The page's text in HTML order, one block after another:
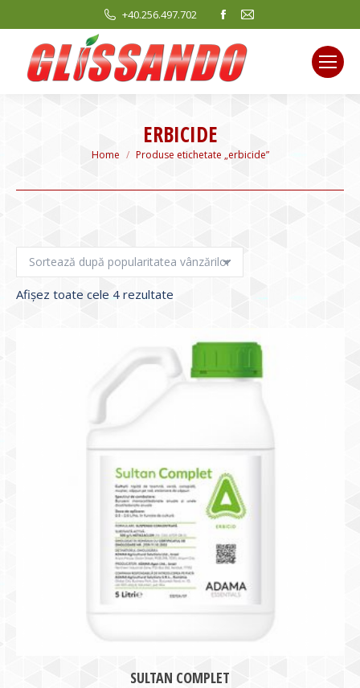
+40.256.497.702
Facebook
opens
in
new
Mail
new
ERBICIDE
You are here:
Home Produse etichetate „erbicide”
Afișez toate cele 4 rezultate
medie
SULTAN COMPLET